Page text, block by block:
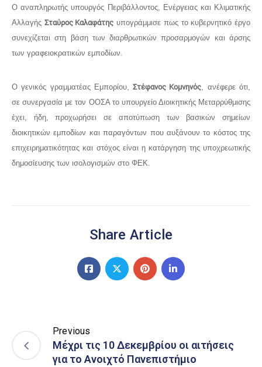
Ο αναπληρωτής υπουργός Περιβάλλοντος, Ενέργειας και Κλιματικής
Αλλαγής Σταύρος Καλαφάτης υπογράμμισε πως το κυβερνητικό έργο
συνεχίζεται στη βάση των διαρθρωτικών προσαρμογών και άρσης
των γραφειοκρατικών εμποδίων.
Ο γενικός γραμματέας Εμπορίου,Στέφανος Κομνηνός , ανέφερε ότι,
σε συνεργασία με τον ΟΟΣΑ το υπουργείο Διοικητικής Μεταρρύθμισης
έχει, ήδη, προχωρήσει σε αποτύπωση των βασικών σημείων
διοικητικών εμποδίων και παραγόντων που αυξάνουν το κόστος της
επιχειρηματικότητας και στόχος είναι η κατάργηση της υποχρεωτικής
δημοσίευσης των ισολογισμών στο ΦΕΚ.
Share Article
Previous
Μέχρι τις 10 Δεκεμβρίου οι αιτήσεις
για το Ανοιχτό Πανεπιστήμιο